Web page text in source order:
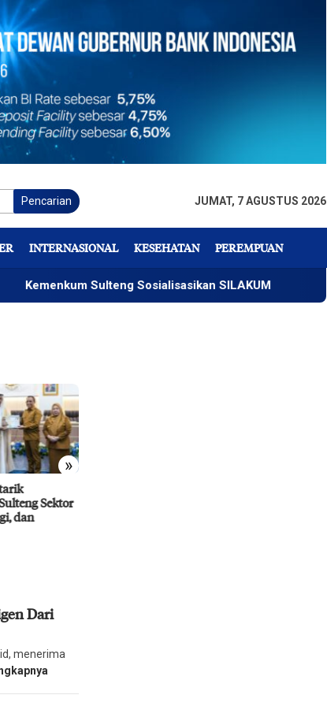
Pencarian JUMAT, 7 AGUSTUS 2026
INTERNASIONAL KESEHATAN PEREMPUAN
Sulteng Sosialisasikan SILAKUM
»
Sektor
dan
Dari
menerima